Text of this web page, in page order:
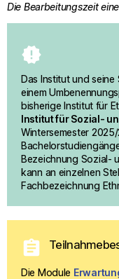
Die Bearbeitungszeit
new_releases
Das Institut und
einem
bisherige Institut für
Institut für Sozial-
Wintersemester
Bezeichnung Sozial-
kann an einzelnen
Fachbezeichnung
assignment
Die Module